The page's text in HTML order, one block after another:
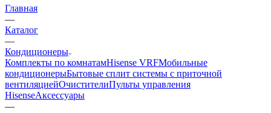
Главная
—
Каталог
—
Кондиционеры
Комплекты по комнатамHisense VRFМобильные
кондиционерыБытовые сплит системы с приточной
вентиляциейОчистителиПульты управления
HisenseАксессуары
—